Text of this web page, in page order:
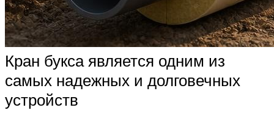
Кран букса является одним из
самых надежных и долговечных
устройств